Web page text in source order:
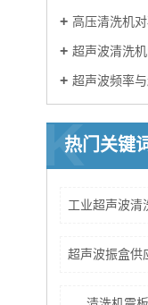
高压清洗机
超声波清洗
超声波频率与超
热门关键
K
工业超声波清
超声波振盒供